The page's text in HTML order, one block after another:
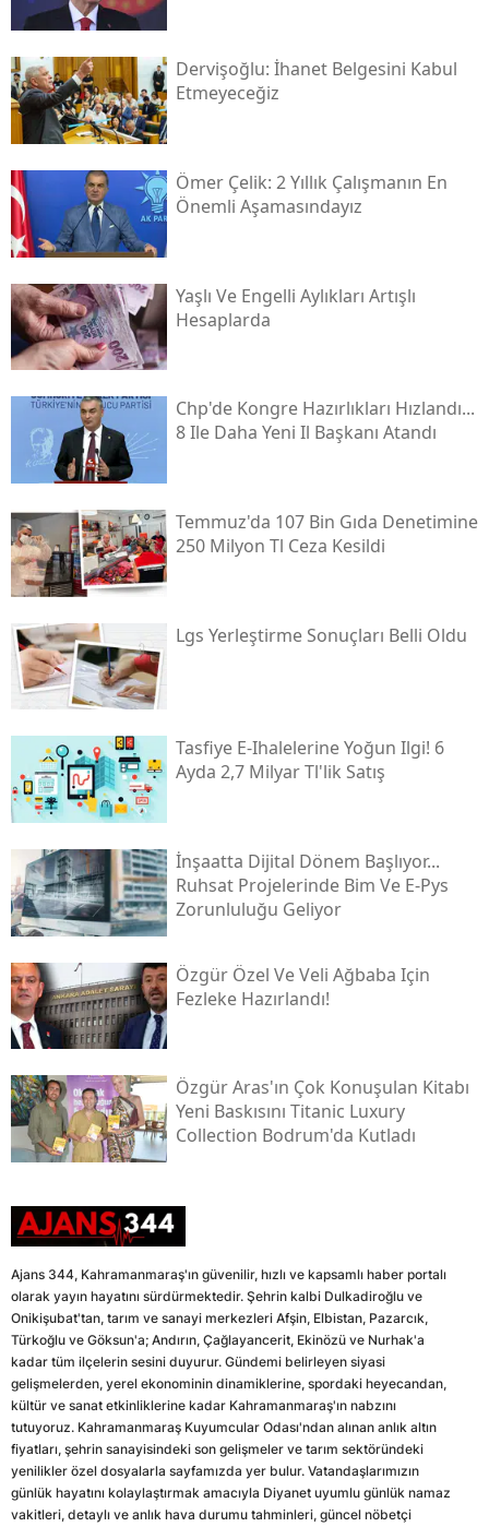
Dervişoğlu: İhanet Belgesini Kabul
Etmeyeceğiz
Ömer Çelik: 2 Yıllık Çalışmanın En
Önemli Aşamasındayız
Yaşlı Ve Engelli Aylıkları Artışlı
Hesaplarda
Chp'de Kongre Hazırlıkları Hızlandı...
8 Ile Daha Yeni Il Başkanı Atandı
Temmuz'da 107 Bin Gıda Denetimine
250 Milyon Tl Ceza Kesildi
Lgs Yerleştirme Sonuçları Belli Oldu
Tasfiye E-Ihalelerine Yoğun Ilgi! 6
Ayda 2,7 Milyar Tl'lik Satış
İnşaatta Dijital Dönem Başlıyor...
Ruhsat Projelerinde Bim Ve E-Pys
Zorunluluğu Geliyor
Özgür Özel Ve Veli Ağbaba Için
Fezleke Hazırlandı!
Özgür Aras'ın Çok Konuşulan Kitabı
Yeni Baskısını Titanic Luxury
Collection Bodrum'da Kutladı
Ajans 344, Kahramanmaraş'ın güvenilir, hızlı ve kapsamlı haber portalı
olarak yayın hayatını sürdürmektedir. Şehrin kalbi Dulkadiroğlu ve
Onikişubat'tan, tarım ve sanayi merkezleri Afşin, Elbistan, Pazarcık,
Türkoğlu ve Göksun'a; Andırın, Çağlayancerit, Ekinözü ve Nurhak'a
kadar tüm ilçelerin sesini duyurur. Gündemi belirleyen siyasi
gelişmelerden, yerel ekonominin dinamiklerine, spordaki heyecandan,
kültür ve sanat etkinliklerine kadar Kahramanmaraş'ın nabzını
tutuyoruz. Kahramanmaraş Kuyumcular Odası'ndan alınan anlık altın
fiyatları, şehrin sanayisindeki son gelişmeler ve tarım sektöründeki
yenilikler özel dosyalarla sayfamızda yer bulur. Vatandaşlarımızın
günlük hayatını kolaylaştırmak amacıyla Diyanet uyumlu günlük namaz
vakitleri, detaylı ve anlık hava durumu tahminleri, güncel nöbetçi